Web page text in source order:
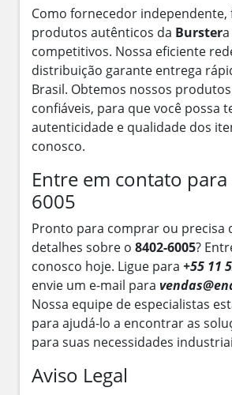
Como fornecedor independente,
produtos autênticos da Burster
competitivos. Nossa eficiente
distribuição garante entrega
Brasil. Obtemos nossos
confiáveis, para que você possa
autenticidade e qualidade dos
conosco.
Entre em contato
6005
Pronto para comprar ou precisa
detalhes sobre o 8402-6005?
conosco hoje. Ligue para +55 11
envie um e-mail para
Nossa equipe de especialistas
para ajudá-lo a encontrar as
para suas necessidades
Aviso Legal